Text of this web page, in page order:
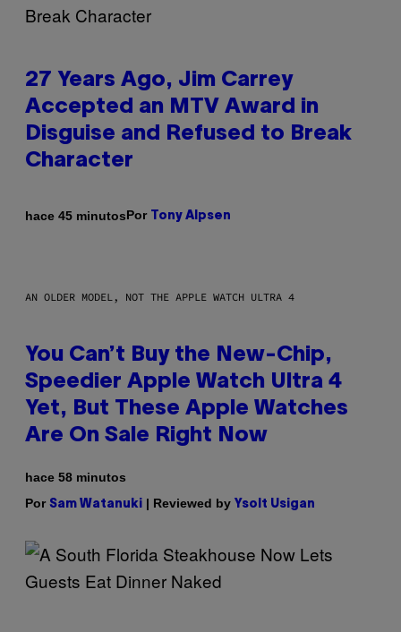
27 Years Ago, Jim Carrey
Accepted an MTV Award in
Disguise and Refused to Break
Character
hace 45 minutosPor Tony Alpsen
AN OLDER MODEL, NOT THE APPLE WATCH ULTRA 4
You Can’t Buy the New-Chip,
Speedier Apple Watch Ultra 4
Yet, But These Apple Watches
Are On Sale Right Now
hace 58 minutos
Por Sam Watanuki | Reviewed by Ysolt Usigan